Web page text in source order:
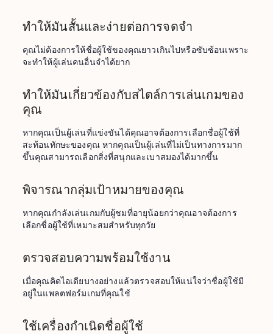
ทำให้มันสั้นและง่ายต่อการจดจำ
คุณไม่ต้องการให้ชื่อผู้ใช้ของคุณยาวเกินไปหรือซับซ้อนเพราะ
จะทำให้ผู้เล่นคนอื่นจำได้ยาก
ทำให้มันเกี่ยวข้องกับสไตล์การเล่นเกมของ
คุณ
หากคุณเป็นผู้เล่นที่แข่งขันได้คุณอาจต้องการเลือกชื่อผู้ใช้ที่
สะท้อนทักษะของคุณ หากคุณเป็นผู้เล่นที่ไม่เป็นทางการมาก
ขึ้นคุณสามารถเลือกสิ่งที่สนุกและเบาสมองได้มากขึ้น
พิจารณากลุ่มเป้าหมายของคุณ
หากคุณกำลังเล่นเกมกับผู้ชมที่อายุน้อยกว่าคุณอาจต้องการ
เลือกชื่อผู้ใช้ที่เหมาะสมสำหรับทุกวัย
ตรวจสอบความพร้อมใช้งาน
เมื่อคุณคิดไอเดียบางอย่างแล้วตรวจสอบให้แน่ใจว่าชื่อผู้ใช้มี
อยู่ในแพลตฟอร์มเกมที่คุณใช้
ใช้เครื่องกำเนิดชื่อผู้ใช้